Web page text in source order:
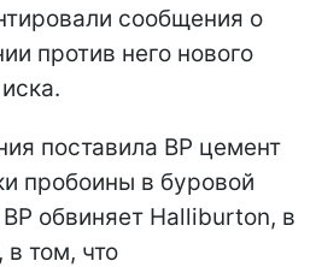
сообщения о
против него нового
поставила BP цемент
пробоины в буровой
обвиняет Halliburton, в
в том, что